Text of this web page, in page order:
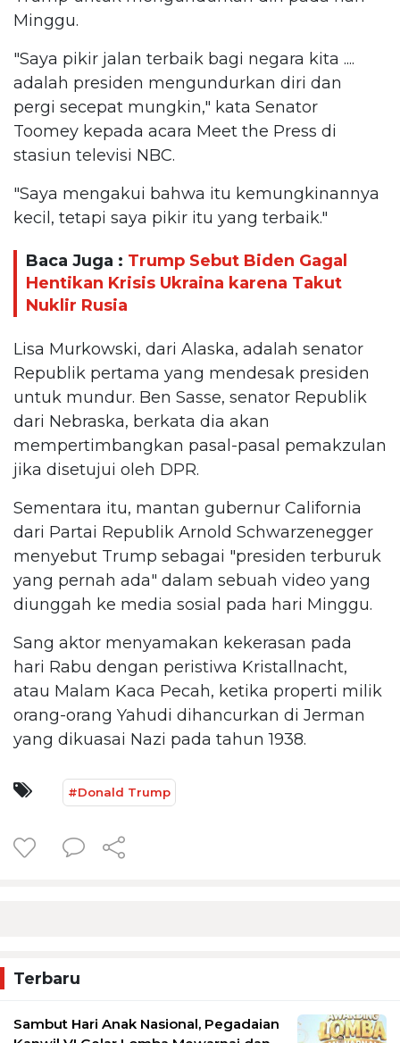
Minggu.
"Saya pikir jalan terbaik bagi negara kita ....
adalah presiden mengundurkan diri dan
pergi secepat mungkin," kata Senator
Toomey kepada acara Meet the Press di
stasiun televisi NBC.
"Saya mengakui bahwa itu kemungkinannya
kecil, tetapi saya pikir itu yang terbaik."
Baca Juga : Trump Sebut Biden Gagal
Hentikan Krisis Ukraina karena Takut
Nuklir Rusia
Lisa Murkowski, dari Alaska, adalah senator
Republik pertama yang mendesak presiden
untuk mundur. Ben Sasse, senator Republik
dari Nebraska, berkata dia akan
mempertimbangkan pasal-pasal pemakzulan
jika disetujui oleh DPR.
Sementara itu, mantan gubernur California
dari Partai Republik Arnold Schwarzenegger
menyebut Trump sebagai "presiden terburuk
yang pernah ada" dalam sebuah video yang
diunggah ke media sosial pada hari Minggu.
Sang aktor menyamakan kekerasan pada
hari Rabu dengan peristiwa Kristallnacht,
atau Malam Kaca Pecah, ketika properti milik
orang-orang Yahudi dihancurkan di Jerman
yang dikuasai Nazi pada tahun 1938.
#Donald Trump
Terbaru
Sambut Hari Anak Nasional, Pegadaian